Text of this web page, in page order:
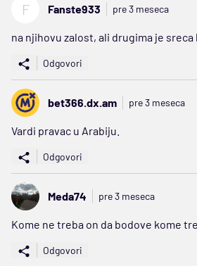
F Fanste933 pre 3 meseca
na njihovu zalost, ali drugima je
Odgovori
bet366.dx.am pre 3 meseca
Vardi pravac u Arabiju.
Odgovori
Meda74 pre 3 meseca
Kome ne treba on da bodove kome
Odgovori